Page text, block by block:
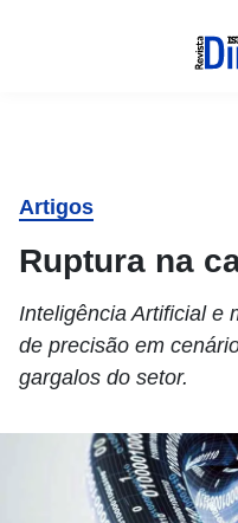
Artigos
Ruptura na
Inteligência Artificial e
de precisão em
gargalos do setor.